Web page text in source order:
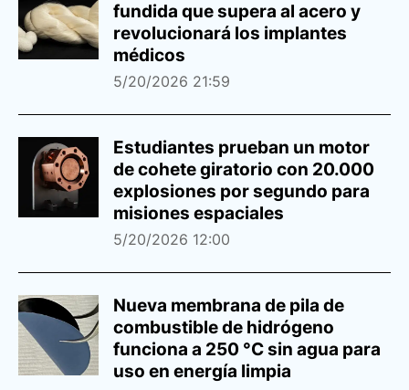
fundida que supera al acero y
revolucionará los implantes
médicos
5/20/2026 21:59
Estudiantes prueban un motor
de cohete giratorio con 20.000
explosiones por segundo para
misiones espaciales
5/20/2026 12:00
Nueva membrana de pila de
combustible de hidrógeno
funciona a 250 °C sin agua para
uso en energía limpia